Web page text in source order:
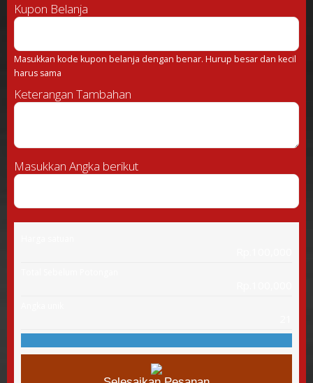
Kupon Belanja
Masukkan kode kupon belanja dengan benar. Hurup besar dan kecil
harus sama
Keterangan Tambahan
Masukkan Angka berikut